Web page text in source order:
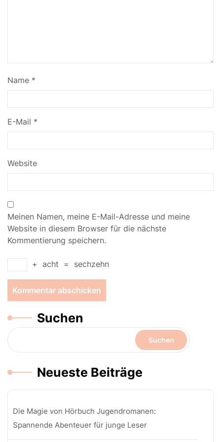
Name *
E-Mail *
Website
Meinen Namen, meine E-Mail-Adresse und meine
Website in diesem Browser für die nächste
Kommentierung speichern.
+ acht = sechzehn
Suchen
Suchen
Neueste Beiträge
Die Magie von Hörbuch Jugendromanen:
Spannende Abenteuer für junge Leser